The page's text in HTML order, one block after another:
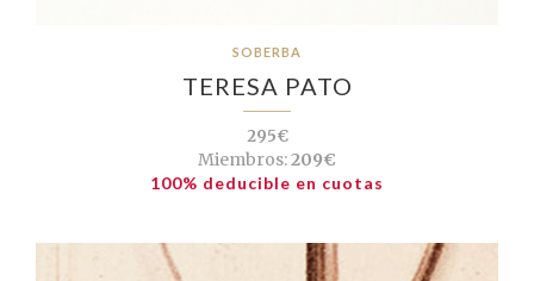
SOBERBA
TERESA PATO
295€
Miembros:209€
100% deducible en cuotas